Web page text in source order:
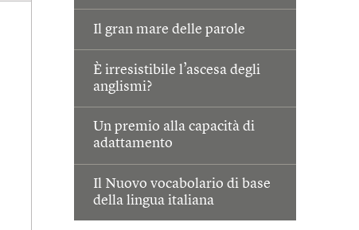
Il gran mare delle parole
È irresistibile l’ascesa degli
anglismi?
Un premio alla capacità di
adattamento
Il Nuovo vocabolario di base
della lingua italiana